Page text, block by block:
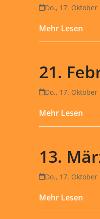
Do., 17. Oktober
Mehr Lesen
21.
Do., 17. Oktober
Mehr Lesen
13.
Do., 17. Oktober
Mehr Lesen